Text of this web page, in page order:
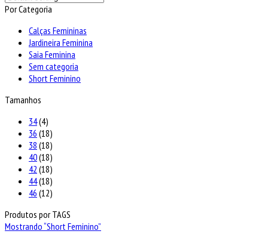
Por Categoria
Calças Femininas
Jardineira Feminina
Saia Feminina
Sem categoria
Short Feminino
Tamanhos
34(4)
36 (18)
38 (18)
40(18)
42 (18)
44(18)
46 (12)
Produtos por TAGS
Mostrando “Short Feminino”